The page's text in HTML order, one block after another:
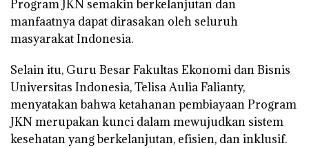
Program JKN semakin berkelanjutan dan
manfaatnya dapat dirasakan oleh seluruh
masyarakat Indonesia.
Selain itu, Guru Besar Fakultas Ekonomi dan Bisnis
Universitas Indonesia, Telisa Aulia Falianty,
menyatakan bahwa ketahanan pembiayaan Program
JKN merupakan kunci dalam mewujudkan sistem
kesehatan yang berkelanjutan, efisien, dan inklusif.